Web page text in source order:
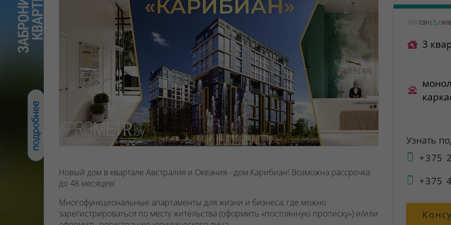
Новый дом в квартале Австралия и Океания - дом Карибиан! Возможна рассрочка
до 48 месяцев!
Многофункциональные апартаменты для жизни и бизнеса, где можно
зарегистрироваться по месту жительства (оформить «постоянную прописку») и/или
7281 ( 5 /969)
3
Узнать
+375
+375